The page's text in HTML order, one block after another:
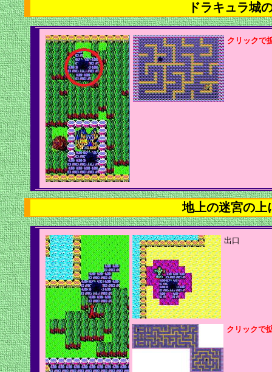
ドラキュラ城
クリックで
地上の迷宮の上
クリックで